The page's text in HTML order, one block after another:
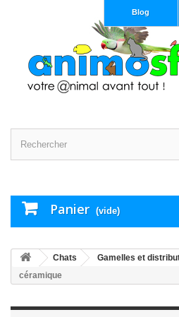
Blog
Panier (vide)
Chats Gamelles et
céramique